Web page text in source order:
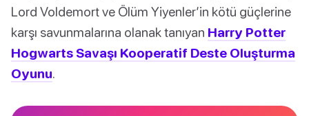
Lord Voldemort ve Ölüm Yiyenler’in kötü güçlerine
karşı savunmalarına olanak tanıyan Harry Potter
Hogwarts Savaşı Kooperatif Deste Oluşturma
Oyunu.